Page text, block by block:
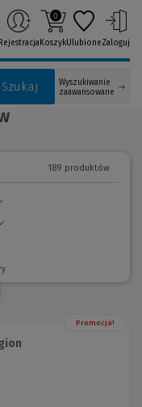
Szukaj
Wyszukiwanie
zaawansowane
Rejestracja
0
KoszykUlubioneZaloguj
189 produktów
Promocja!